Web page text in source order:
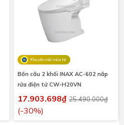
Khuyến mãi mùa hè
Bồn cầu 2 khối INAX AC-602 nắp
rửa điện tử CW-H20VN
17.903.698₫ 25.490.000₫
(-30%)